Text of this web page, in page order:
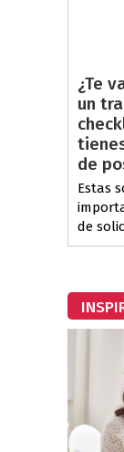
¿Te
un
de
Estas
de